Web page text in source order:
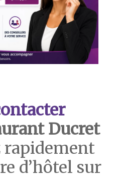
Ducret
rapidement
d’hôtel sur